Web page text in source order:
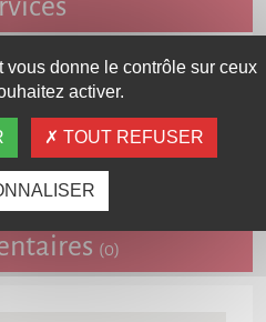
d'accès
(0)
donne le contrôle sur ceux
activer.
TOUT REFUSER